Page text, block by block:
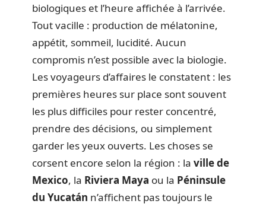
biologiques et l’heure affichée à l’arrivée.
Tout vacille : production de mélatonine,
appétit, sommeil, lucidité. Aucun
compromis n’est possible avec la biologie.
Les voyageurs d’affaires le constatent : les
premières heures sur place sont souvent
les plus difficiles pour rester concentré,
prendre des décisions, ou simplement
garder les yeux ouverts. Les choses se
corsent encore selon la région : la ville de
Mexico, la Riviera Maya ou la Péninsule
du Yucatán n’affichent pas toujours le